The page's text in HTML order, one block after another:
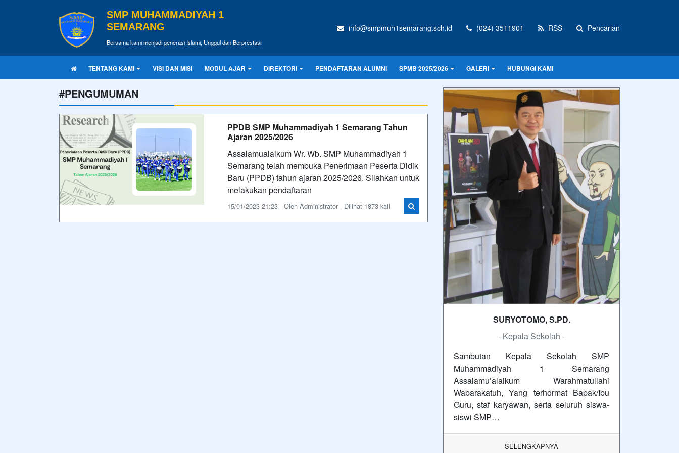
SMP MUHAMMADIYAH 1
SEMARANG
Bersama kami menjadi generasi Islami, Unggul dan Berprestasi
info@smpmuh1semarang.sch.id (024) 3511901 RSS Pencarian
TENTANG KAMI VISI DAN MISI MODUL AJAR DIREKTORI PENDAFTARAN ALUMNI SPMB 2025/2026 GALERI HUBUNGI KAMI
#PENGUMUMAN
PPDB SMP Muhammadiyah 1 Semarang Tahun
Ajaran 2025/2026
Assalamualaikum Wr. Wb. SMP Muhammadiyah 1
Semarang telah membuka Penerimaan Peserta Didik
Baru (PPDB) tahun ajaran 2025/2026. Silahkan untuk
melakukan pendaftaran
15/01/2023 21:23 - Oleh Administrator - Dilihat 1873 kali
SURYOTOMO, S.PD.
- Kepala Sekolah -
Sambutan Kepala Sekolah SMP
Muhammadiyah 1 Semarang
Assalamu’alaikum Warahmatullahi
Wabarakatuh, Yang terhormat Bapak/Ibu
Guru, staf karyawan, serta seluruh siswa-
siswi SMP…
SELENGKAPNYA